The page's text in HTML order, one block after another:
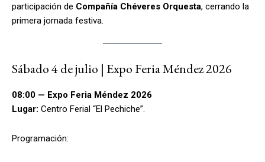
participación de Compañía Chéveres Orquesta, cerrando la
primera jornada festiva.
Sábado 4 de julio | Expo Feria Méndez 2026
08:00 — Expo Feria Méndez 2026
Lugar: Centro Ferial “El Pechiche”.
Programación: